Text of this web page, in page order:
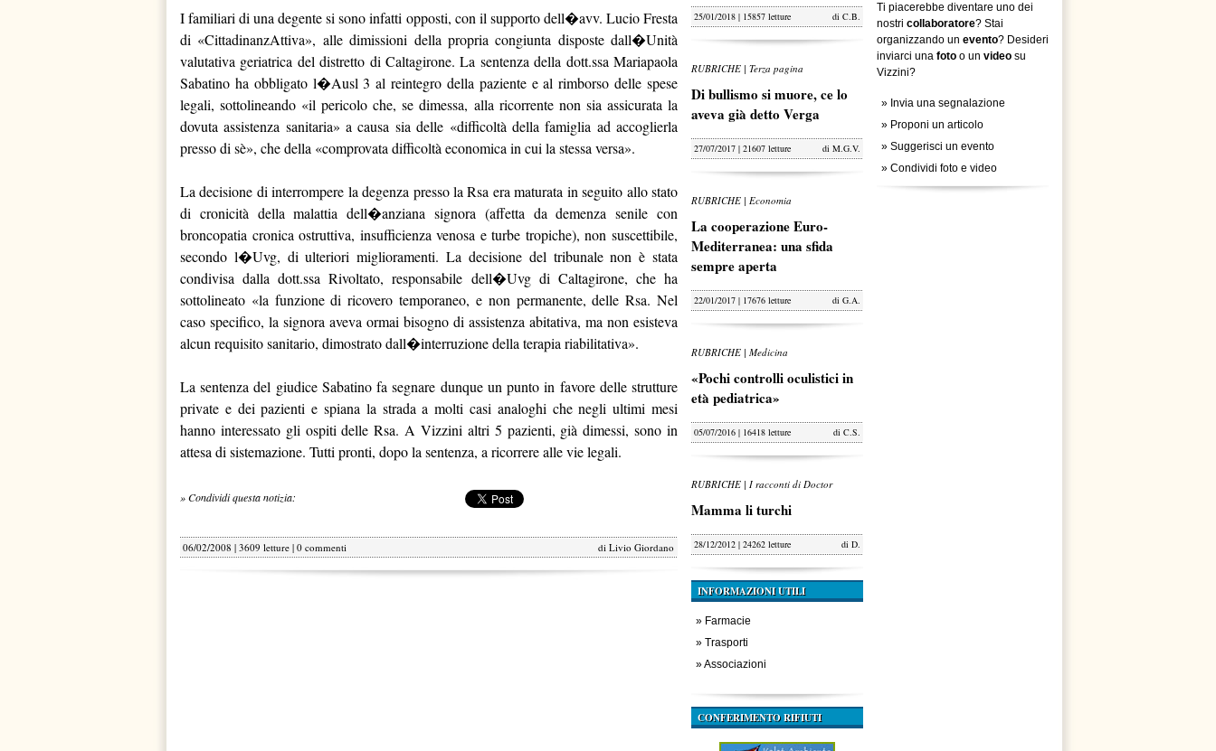
I familiari di una degente si sono infatti opposti, con il supporto dell�avv. Lucio Fresta
di «CittadinanzAttiva», alle dimissioni della propria congiunta disposte dall�Unità
valutativa geriatrica del distretto di Caltagirone. La sentenza della dott.ssa Mariapaola
Sabatino ha obbligato l�Ausl 3 al reintegro della paziente e al rimborso delle spese
legali, sottolineando «il pericolo che, se dimessa, alla ricorrente non sia assicurata la
dovuta assistenza sanitaria» a causa sia delle «difficoltà della famiglia ad accoglierla
presso di sè», che della «comprovata difficoltà economica in cui la stessa versa».
La decisione di interrompere la degenza presso la Rsa era maturata in seguito allo stato
di cronicità della malattia dell�anziana signora (affetta da demenza senile con
broncopatia cronica ostruttiva, insufficienza venosa e turbe tropiche), non suscettibile,
secondo l�Uvg, di ulteriori miglioramenti. La decisione del tribunale non è stata
condivisa dalla dott.ssa Rivoltato, responsabile dell�Uvg di Caltagirone, che ha
sottolineato «la funzione di ricovero temporaneo, e non permanente, delle Rsa. Nel
caso specifico, la signora aveva ormai bisogno di assistenza abitativa, ma non esisteva
alcun requisito sanitario, dimostrato dall�interruzione della terapia riabilitativa».
La sentenza del giudice Sabatino fa segnare dunque un punto in favore delle strutture
private e dei pazienti e spiana la strada a molti casi analoghi che negli ultimi mesi
hanno interessato gli ospiti delle Rsa. A Vizzini altri 5 pazienti, già dimessi, sono in
attesa di sistemazione. Tutti pronti, dopo la sentenza, a ricorrere alle vie legali.
» Condividi questa notizia:
06/02/2008 | 3609 letture | 0 commenti di Livio Giordano
25/01/2018 | 15857 letture di C.B.
RUBRICHE | Terza pagina
Di bullismo si muore, ce lo
aveva già detto Verga
27/07/2017 | 21607 letture di M.G.V.
RUBRICHE | Economia
La cooperazione Euro-
Mediterranea: una sfida
sempre aperta
22/01/2017 | 17676 letture di G.A.
RUBRICHE | Medicina
«Pochi controlli oculistici in
età pediatrica»
05/07/2016 | 16418 letture di C.S.
RUBRICHE | I racconti di Doctor
Mamma li turchi
28/12/2012 | 24262 letture di D.
INFORMAZIONI UTILI
» Farmacie
» Trasporti
»Associazioni
CONFERIMENTO RIFIUTI
Ti piacerebbe diventare uno dei
nostri collaboratore? Stai
organizzando un evento? Desideri
inviarci una foto o un video su
Vizzini?
» Invia una segnalazione
» Proponi un articolo
» Suggerisci un evento
» Condividi foto e video